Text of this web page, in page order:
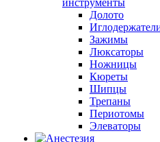
инструменты
Долото
Зажимы
Люксаторы
Ножницы
Кюреты
Шипцы
Трепаны
Периотомы
Элеваторы